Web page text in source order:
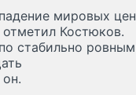
мировых цен
Костюков.
стабильно ровным